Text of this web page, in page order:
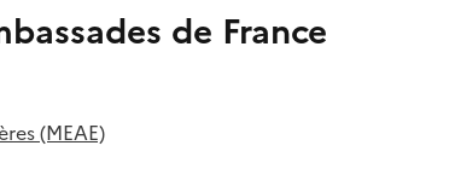
de France
(MEAE)